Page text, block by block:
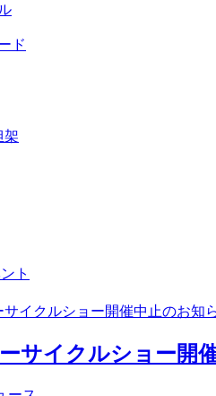
ド
架
ト
イクルショー開催中止のお知
サイクルショー開